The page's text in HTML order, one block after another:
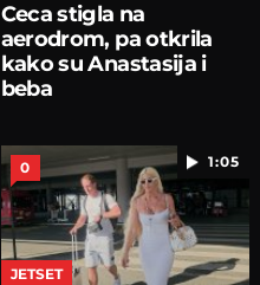
Ceca stigla na
aerodrom, pa otkrila
kako su Anastasija i
beba
1:05
0
JETSET